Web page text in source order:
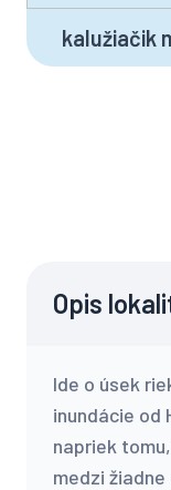
kalužiačik
Opis
Ide o úsek
inundácie od
napriek
medzi